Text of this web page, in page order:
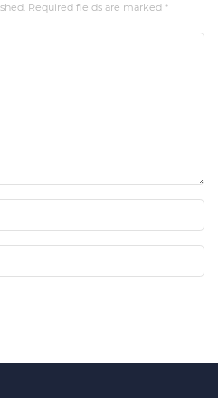
Required fields are marked *